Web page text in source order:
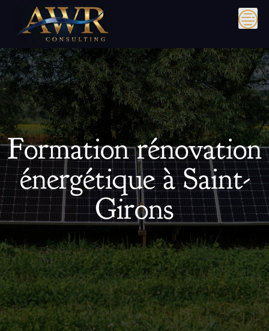
content
Formation rénovation
énergétique à Saint-
Girons